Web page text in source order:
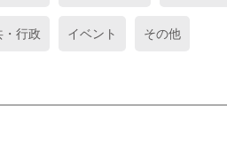
・行政 イベント その他